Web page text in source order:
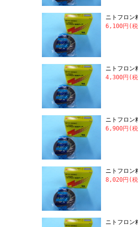
ニトフロ
6,100円(
ニトフロ
4,300円(
ニトフロ
6,900円(
ニトフロ
8,020円(
ニトフロ